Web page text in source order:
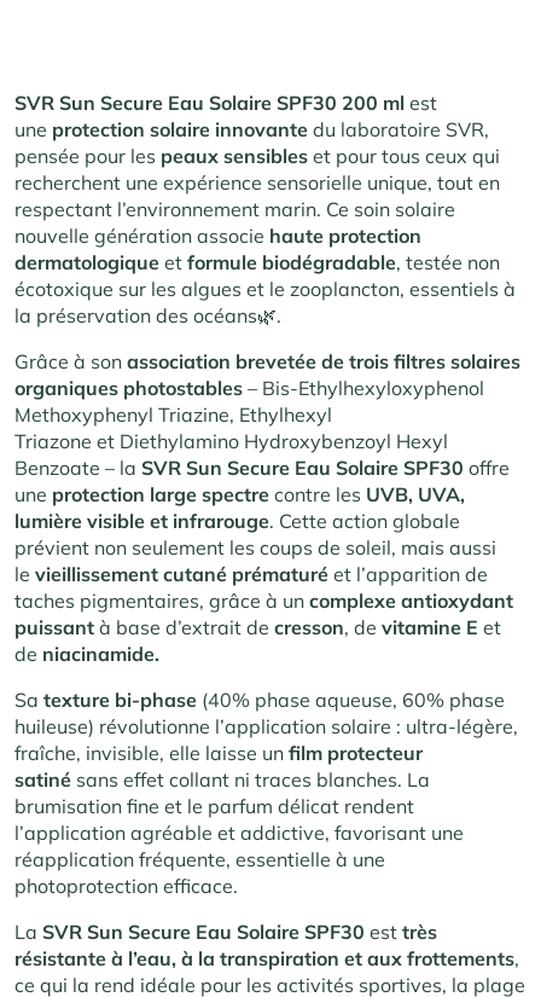
SVR Sun Secure Eau Solaire SPF30 200 ml est
une protection solaire innovante du laboratoire SVR,
pensée pour les peaux sensibles et pour tous ceux qui
recherchent une expérience sensorielle unique, tout en
respectant l’environnement marin. Ce soin solaire
nouvelle génération associe haute protection
dermatologique et formule biodégradable, testée non
écotoxique sur les algues et le zooplancton, essentiels à
la préservation des océans🌿.
Grâce à son association brevetée de trois filtres solaires
organiques photostables – Bis-Ethylhexyloxyphenol
Methoxyphenyl Triazine, Ethylhexyl
Triazone et Diethylamino Hydroxybenzoyl Hexyl
Benzoate – la SVR Sun Secure Eau Solaire SPF30 offre
une protection large spectre contre les UVB, UVA,
lumière visible et infrarouge. Cette action globale
prévient non seulement les coups de soleil, mais aussi
le vieillissement cutané prématuré et l’apparition de
taches pigmentaires, grâce à un complexe antioxydant
puissant à base d’extrait de cresson, de vitamine E et
de niacinamide.
Sa texture bi-phase (40% phase aqueuse, 60% phase
huileuse) révolutionne l’application solaire : ultra-légère,
fraîche, invisible, elle laisse un film protecteur
satiné sans effet collant ni traces blanches. La
brumisation fine et le parfum délicat rendent
l’application agréable et addictive, favorisant une
réapplication fréquente, essentielle à une
photoprotection efficace.
La SVR Sun Secure Eau Solaire SPF30 est très
résistante à l’eau, à la transpiration et aux frottements,
ce qui la rend idéale pour les activités sportives, la plage